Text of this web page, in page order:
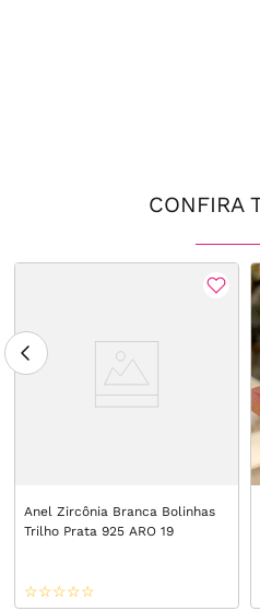
CONFIRA
Anel Zircônia Branca Bolinhas
Trilho Prata 925 ARO 19
☆☆☆☆☆